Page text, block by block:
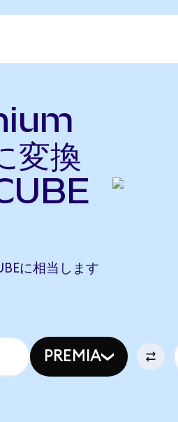
変換
に相当します
PREMIA